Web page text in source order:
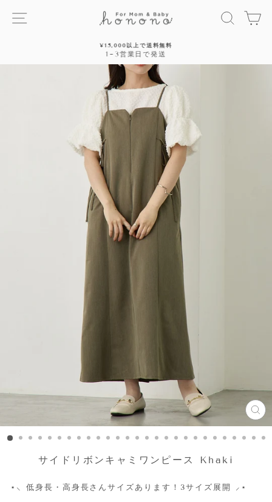
サイトナビゲーション 探す
停
止
¥15,000以上で送料無料
1~3営業日で発送
サイドリボンキャミワンピース Khaki
⋆ ⸜ 低身長・高身長さんサイズあります！3サイズ展開 ⸝ ⋆